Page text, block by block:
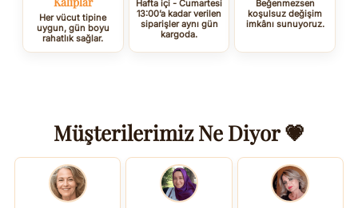
Her vücut tipine
uygun, gün boyu
rahatlık sağlar.
Hafta içi - Cumartesi
13:00’a kadar verilen
siparişler aynı gün
kargoda.
Beğenmezsen
koşulsuz değişim
imkânı sunuyoruz.
Müşterilerimiz Ne Diyor 💗